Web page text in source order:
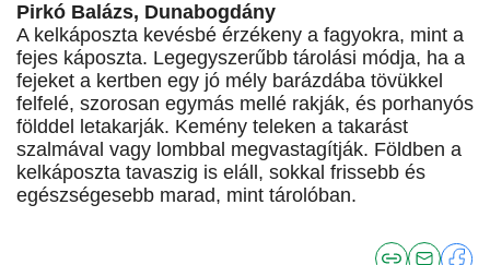
Pirkó Balázs, Dunabogdány
A kelkáposzta kevésbé érzékeny a fagyokra, mint a
fejes káposzta. Legegyszerűbb tárolási módja, ha a
fejeket a kertben egy jó mély barázdába tövükkel
felfelé, szorosan egymás mellé rakják, és porhanyós
földdel letakarják. Kemény teleken a takarást
szalmával vagy lombbal megvastagítják. Földben a
kelkáposzta tavaszig is eláll, sokkal frissebb és
egészségesebb marad, mint tárolóban.